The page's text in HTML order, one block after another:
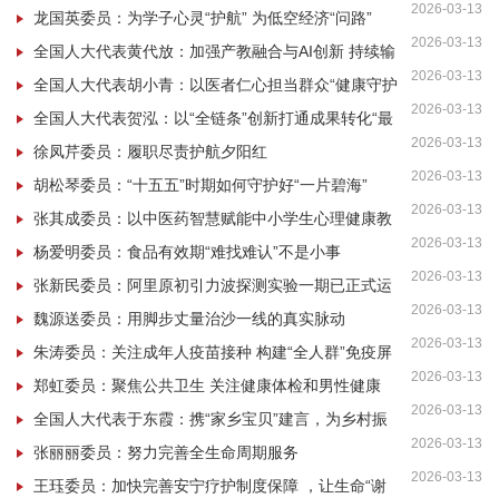
2026-03-13
龙国英委员：为学子心灵“护航” 为低空经济“问路”
2026-03-13
全国人大代表黄代放：加强产教融合与AI创新 持续输
送高素质产业人才
2026-03-13
全国人大代表胡小青：以医者仁心担当群众“健康守护
者”
2026-03-13
全国人大代表贺泓：以“全链条”创新打通成果转化“最
后一公里”
2026-03-13
徐凤芹委员：履职尽责护航夕阳红
2026-03-13
胡松琴委员：“十五五”时期如何守护好“一片碧海”
2026-03-13
张其成委员：以中医药智慧赋能中小学生心理健康教
育
2026-03-13
杨爱明委员：食品有效期“难找难认”不是小事
2026-03-13
张新民委员：阿里原初引力波探测实验一期已正式运
行
2026-03-13
魏源送委员：用脚步丈量治沙一线的真实脉动
2026-03-13
朱涛委员：关注成年人疫苗接种 构建“全人群”免疫屏
障
2026-03-13
郑虹委员：聚焦公共卫生 关注健康体检和男性健康
2026-03-13
全国人大代表于东霞：携“家乡宝贝”建言，为乡村振
兴“代言”
2026-03-13
张丽丽委员：努力完善全生命周期服务
2026-03-13
王珏委员：加快完善安宁疗护制度保障 ，让生命“谢